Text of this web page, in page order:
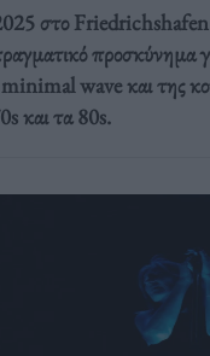
στο Friedrichshafen
προσκύνημα
wave και της
και τα 80s.